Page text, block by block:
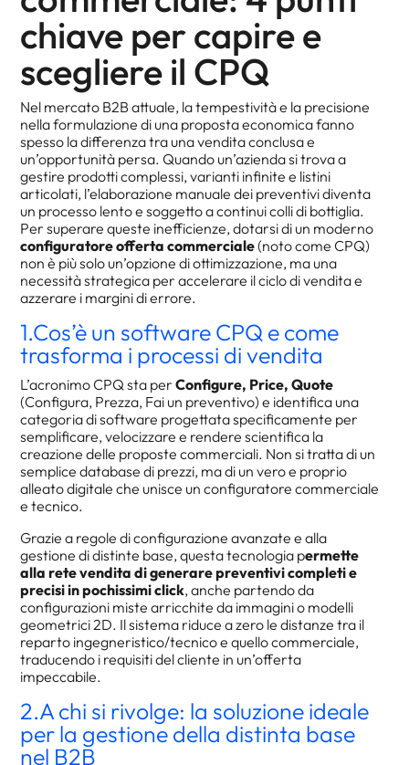
chiave per capire e
scegliere il CPQ
Nel mercato B2B attuale, la tempestività e la precisione
nella formulazione di una proposta economica fanno
spesso la differenza tra una vendita conclusa e
un’opportunità persa. Quando un’azienda si trova a
gestire prodotti complessi, varianti infinite e listini
articolati, l’elaborazione manuale dei preventivi diventa
un processo lento e soggetto a continui colli di bottiglia.
Per superare queste inefficienze, dotarsi di un moderno
configuratore offerta commerciale(noto come CPQ)
non è più solo un’opzione di ottimizzazione, ma una
necessità strategica per accelerare il ciclo di vendita e
azzerare i margini di errore.
1.Cos’è un software CPQ e come
trasforma i processi di vendita
L’acronimo CPQ sta perConfigure, Price, Quote
(Configura, Prezza, Fai un preventivo) e identifica una
categoria di software progettata specificamente per
semplificare, velocizzare e rendere scientifica la
creazione delle proposte commerciali. Non si tratta di un
semplice database di prezzi, ma di un vero e proprio
alleato digitale che unisce un configuratore commerciale
e tecnico.
Grazie a regole di configurazione avanzate e alla
gestione di distinte base, questa tecnologia permette
alla rete vendita di generare preventivi completi e
precisi in pochissimi click, anche partendo da
configurazioni miste arricchite da immagini o modelli
geometrici 2D. Il sistema riduce a zero le distanze tra il
reparto ingegneristico/tecnico e quello commerciale,
traducendo i requisiti del cliente in un’offerta
impeccabile.
2.A chi si rivolge: la soluzione ideale
per la gestione della distinta base
nel B2B